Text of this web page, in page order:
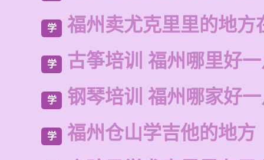
学 福州卖尤克里里的地方
学 古筝培训 福州哪里好
学 钢琴培训 福州哪家好
学 福州仓山学吉他的地方